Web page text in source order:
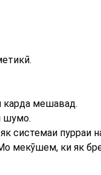
карда мешавад.
шумо.
системаи пурраи
мекӯшем, ки як